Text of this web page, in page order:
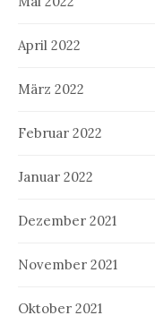
April 2022
März 2022
Februar 2022
Januar 2022
Dezember 2021
November 2021
Oktober 2021